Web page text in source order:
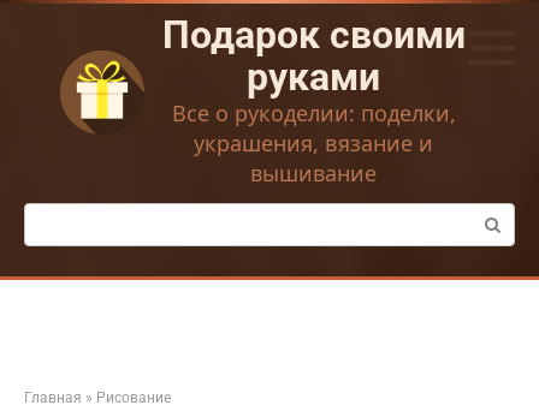
Перейти
контенту
Подарок своими
руками
Все о рукоделии: поделки,
украшения, вязание и
вышивание
Поиск:
Главная » Рисование